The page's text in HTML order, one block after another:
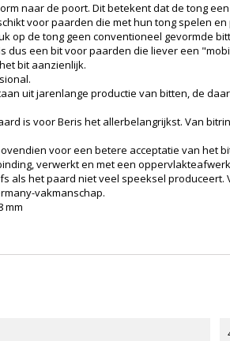
naar de poort. Dit betekent dat de tong
voor paarden die met hun tong spelen
op de tong geen conventioneel gevormde
dus een bit voor paarden die liever een
bit aanzienlijk.
​​uit jarenlange productie van bitten, de
is voor Beris het allerbelangrijkst. Van
voor een betere acceptatie van het
verwerkt en met een
als het paard niet veel speeksel
vakmanschap.
mm